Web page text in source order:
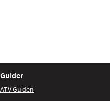
Guider
ATV Guiden